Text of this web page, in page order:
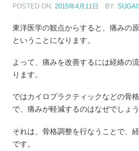
POSTED ON: 2015年4月11日 BY:
東洋医学の観点からすると、痛みの
ということになります。
よって、痛みを改善するには経絡の
ります。
ではカイロプラクティックなどの骨
で、痛みが軽減するのはなぜでしょ
それは、骨格調整を行なうことで、
です。